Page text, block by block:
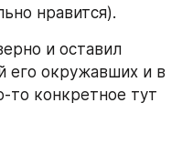
нравится).
и оставил
его окружавших и в
то конкретное тут